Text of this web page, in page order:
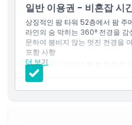
일반 이용권 - 비혼잡 시
상징적인 팜 타워 52층에서 팜 주
라인의 숨 막히는 360° 전경을
문하여 붐비지 않는 멋진 전경을
더 보기
포함 사항
비번 시간대에 팜 뷰 입장권 포
The View 전시회 탐방 기회